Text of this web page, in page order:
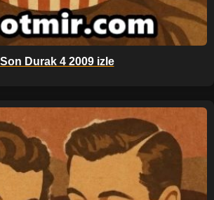
Son Durak 4 2009 izle